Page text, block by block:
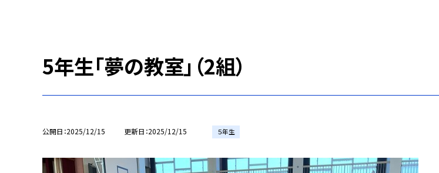
5年生「夢の教室」（2組）
公開日 2025/12/15 更新日 2025/12/15 ５年生